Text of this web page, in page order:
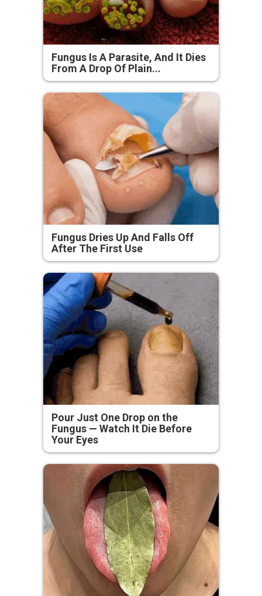
Fungus Is A Parasite, And It Dies
From A Drop Of Plain...
Fungus Dries Up And Falls Off
After The First Use
Pour Just One Drop on the
Fungus — Watch It Die Before
Your Eyes